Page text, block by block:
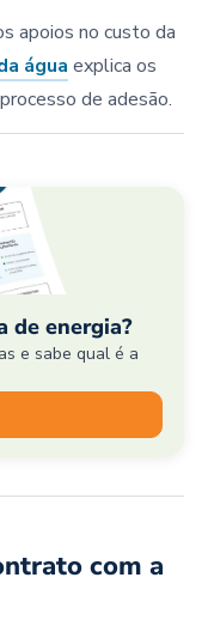
apoios no custo da
água explica os
de adesão.
de energia?
e sabe qual é a
com a